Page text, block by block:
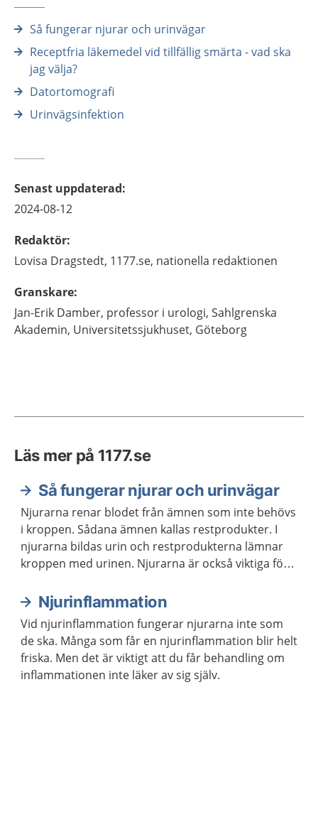
Så fungerar njurar och urinvägar
Receptfria läkemedel vid tillfällig smärta - vad ska
jag välja?
Datortomografi
Urinvägsinfektion
Senast uppdaterad:
2024-08-12
Redaktör:
Lovisa Dragstedt, 1177.se, nationella redaktionen
Granskare:
Jan-Erik Damber, professor i urologi, Sahlgrenska
Akademin, Universitetssjukhuset, Göteborg
Läs mer på 1177.se
Så fungerar njurar och urinvägar
Njurarna renar blodet från ämnen som inte behövs
i kroppen. Sådana ämnen kallas restprodukter. I
njurarna bildas urin och restprodukterna lämnar
kroppen med urinen. Njurarna är också viktiga för
blodtrycket i kroppen.
Njurinflammation
Vid njurinflammation fungerar njurarna inte som
de ska. Många som får en njurinflammation blir helt
friska. Men det är viktigt att du får behandling om
inflammationen inte läker av sig själv.